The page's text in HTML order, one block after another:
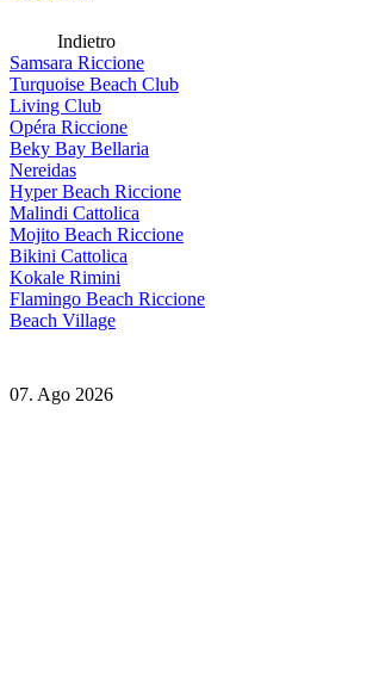
Indietro
Samsara Riccione
Turquoise Beach Club
Living Club
Opéra Riccione
Beky Bay Bellaria
Nereidas
Hyper Beach Riccione
Malindi Cattolica
Mojito Beach Riccione
Bikini Cattolica
Kokale Rimini
Flamingo Beach Riccione
Beach Village
07. Ago 2026